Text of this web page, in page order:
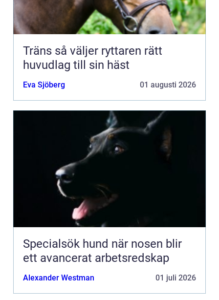
Träns så väljer ryttaren rätt
huvudlag till sin häst
Eva Sjöberg 01 augusti 2026
Specialsök hund när nosen blir
ett avancerat arbetsredskap
Alexander Westman 01 juli 2026